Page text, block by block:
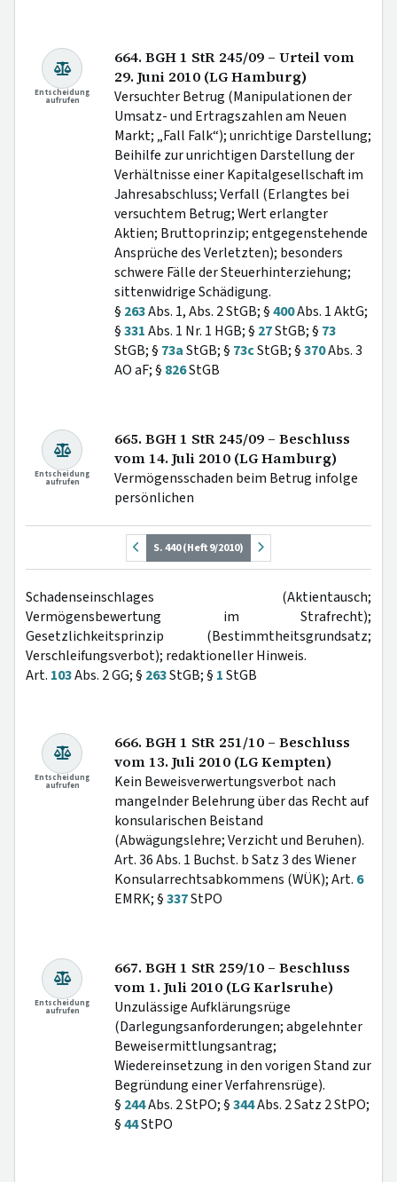
Entscheidung
aufrufen
664. BGH 1 StR 245/09 – Urteil vom
29. Juni 2010 (LG Hamburg)
Versuchter Betrug (Manipulationen der
Umsatz- und Ertragszahlen am Neuen
Markt; „Fall Falk“); unrichtige Darstellung;
Beihilfe zur unrichtigen Darstellung der
Verhältnisse einer Kapitalgesellschaft im
Jahresabschluss; Verfall (Erlangtes bei
versuchtem Betrug; Wert erlangter
Aktien; Bruttoprinzip; entgegenstehende
Ansprüche des Verletzten); besonders
schwere Fälle der Steuerhinterziehung;
sittenwidrige Schädigung.
§ 263Abs. 1, Abs. 2 StGB; §400Abs. 1 AktG;
§331Abs. 1 Nr. 1 HGB; § 27StGB; § 73
StGB; § 73aStGB; § 73cStGB; §370Abs. 3
AO aF; § 826StGB
Entscheidung
aufrufen
665. BGH 1 StR 245/09 – Beschluss
vom 14. Juli 2010 (LG Hamburg)
Vermögensschaden beim Betrug infolge
persönlichen
S. 440 (Heft 9/2010)
Schadenseinschlages (Aktientausch;
Vermögensbewertung im Strafrecht);
Gesetzlichkeitsprinzip (Bestimmtheitsgrundsatz;
Verschleifungsverbot); redaktioneller Hinweis.
Art. 103Abs. 2 GG; § 263StGB; § 1StGB
Entscheidung
aufrufen
666. BGH 1 StR 251/10 – Beschluss
vom 13. Juli 2010 (LG Kempten)
Kein Beweisverwertungsverbot nach
mangelnder Belehrung über das Recht auf
konsularischen Beistand
(Abwägungslehre; Verzicht und Beruhen).
Art. 36 Abs. 1 Buchst. b Satz 3 des Wiener
Konsularrechtsabkommens (WÜK); Art. 6
EMRK; §337StPO
Entscheidung
aufrufen
667. BGH 1 StR 259/10 – Beschluss
vom 1. Juli 2010 (LG Karlsruhe)
Unzulässige Aufklärungsrüge
(Darlegungsanforderungen; abgelehnter
Beweisermittlungsantrag;
Wiedereinsetzung in den vorigen Stand zur
Begründung einer Verfahrensrüge).
§ 244Abs. 2 StPO; §344Abs. 2 Satz 2 StPO;
§44StPO